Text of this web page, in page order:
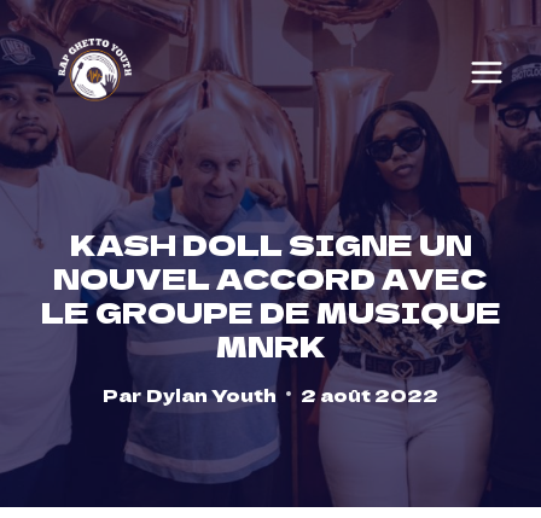
Skip
to
content
KASH DOLL SIGNE UN
NOUVEL ACCORD AVEC
LE GROUPE DE MUSIQUE
MNRK
Par Dylan Youth 2 août 2022